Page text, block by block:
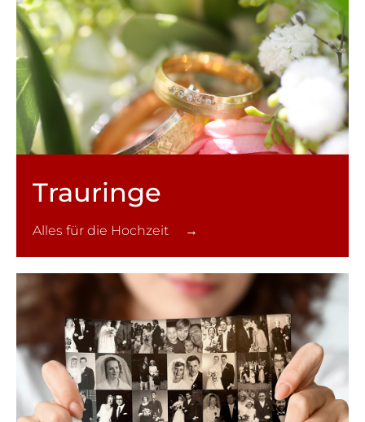
Trauringe
Alles für die Hochzeit →